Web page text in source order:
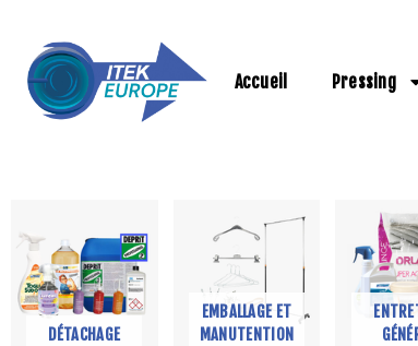
contenu
Accueil Pressing
DÉTACHAGE
EMBALLAGE ET
MANUTENTION